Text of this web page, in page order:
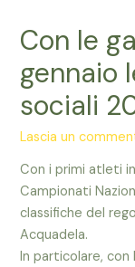
Con le
gennaio
sociali
Lascia un
Con i primi atleti
Campionati
classifiche del
Acquadela.
In particolare,